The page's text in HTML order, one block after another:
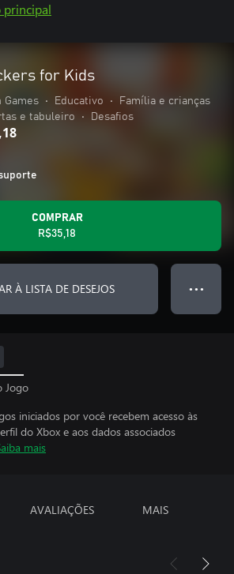
principal
for Kids
Games • Educativo •
Família e crianças
e tabuleiro • Desafios
COMPRAR
R$35,18
À LISTA DE DESEJOS ● ● ●
Jogo
iniciados por você recebem acesso às
do Xbox e aos dados associados
mais
AVALIAÇÕES MAIS